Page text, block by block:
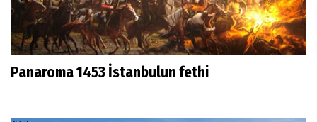
Panaroma 1453 İstanbulun fethi